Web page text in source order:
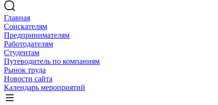
Главная
Соискателям
Предпринимателям
Работодателям
Студентам
Путеводитель по компаниям
Рынок труда
Новости сайта
Календарь мероприятий